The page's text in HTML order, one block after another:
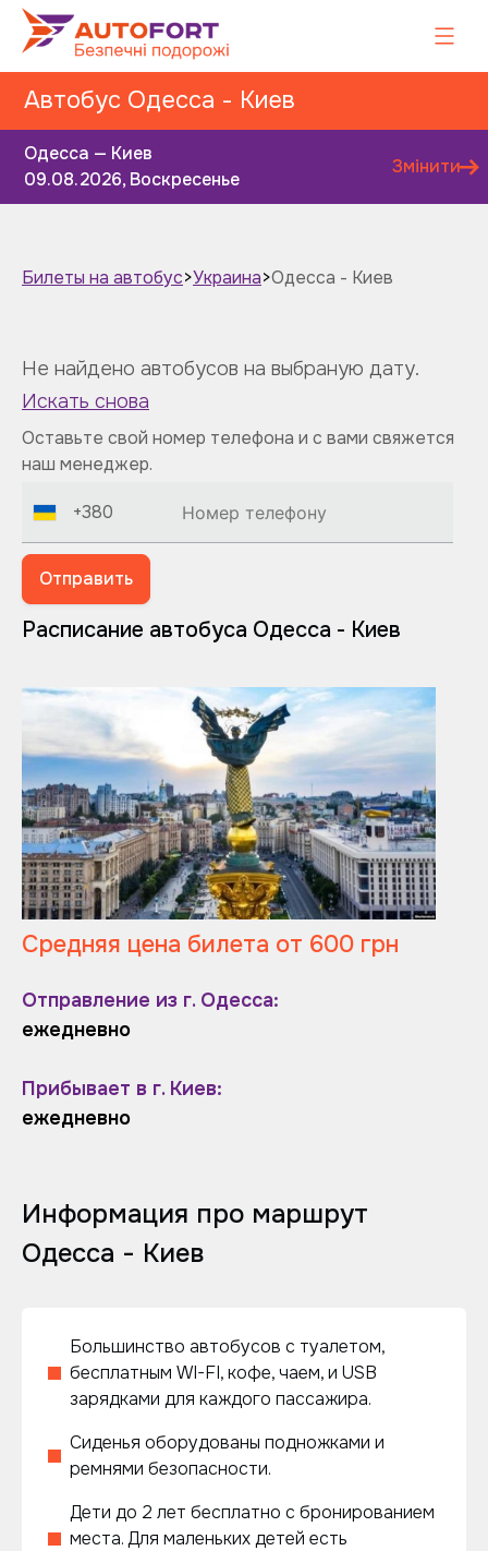
Автобус Одесса - Киев
Одесса — Киев
09.08.2026, Воскресенье
Змінити
Билеты на автобус>Украина>Одесса - Киев
Не найдено автобусов на выбраную дату.
Искать снова
Оставьте свой номер телефона и с вами свяжется
наш менеджер.
+380
Отправить
Расписание автобуса Одесса - Киев
Средняя цена билета от 600 грн
Отправление из г. Одесса:
ежедневно
Прибывает в г. Киев:
ежедневно
Информация про маршрут
Одесса - Киев
Большинство автобусов с туалетом,
бесплатным WI-FI, кофе, чаем, и USB
зарядками для каждого пассажира.
Сиденья оборудованы подножками и
ремнями безопасности.
Дети до 2 лет бесплатно с бронированием
места. Для маленьких детей есть